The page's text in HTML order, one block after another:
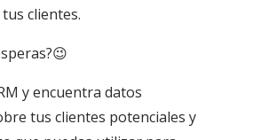
clientes.
y encuentra datos
tus clientes potenciales y